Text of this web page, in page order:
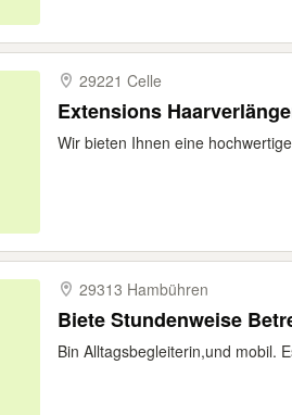
29221 Celle
Extensions
Wir bieten Ihnen eine
29313 Hambühren
Biete Stundenweise
Bin Alltagsbegleiterin,und mobil.